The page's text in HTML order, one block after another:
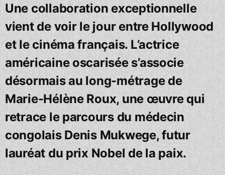
Une collaboration exceptionnelle
vient de voir le jour entre Hollywood
et le cinéma français. L’actrice
américaine oscarisée s’associe
désormais au long-métrage de
Marie-Hélène Roux, une œuvre qui
retrace le parcours du médecin
congolais Denis Mukwege, futur
lauréat du prix Nobel de la paix.